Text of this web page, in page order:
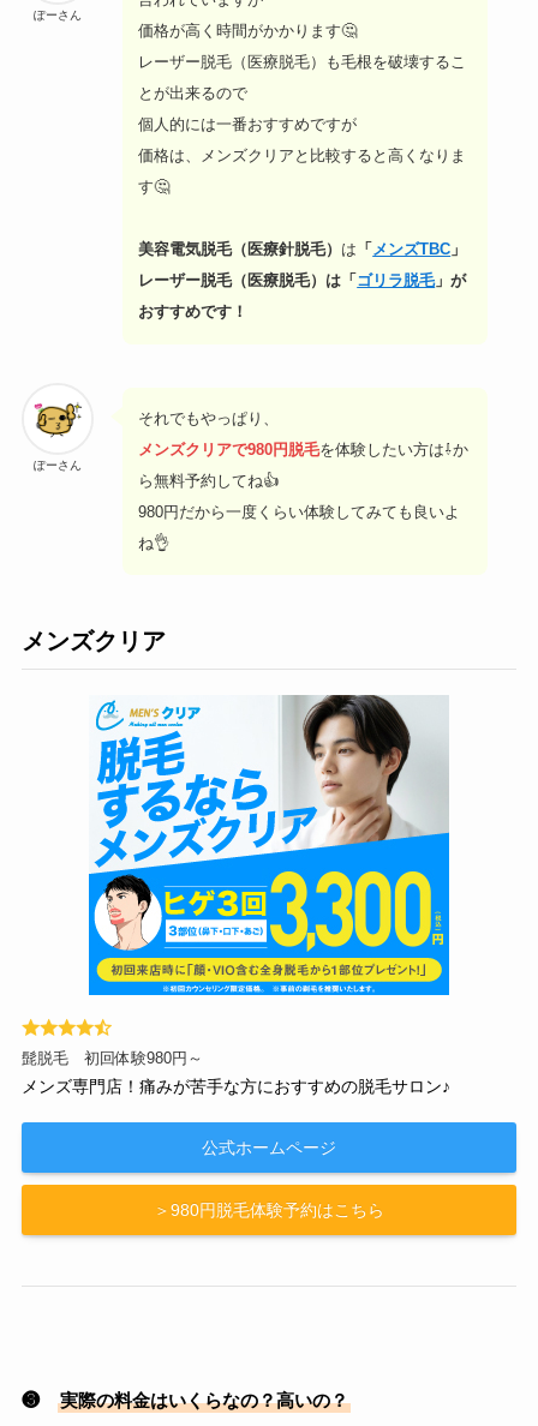
ぽーさん
価格が高く時間がかかります🤔
レーザー脱毛（医療脱毛）も毛根を破壊するこ
とが出来るので
個人的には一番おすすめですが
価格は、メンズクリアと比較すると高くなりま
す🤔
美容電気脱毛（医療針脱毛） は 「 メンズTBC 」
レーザー脱毛（医療脱毛）は「 ゴリラ脱毛」が
おすすめです！
ぽーさん
それでもやっぱり、
メンズクリアで980円脱毛を体験したい方は⇩か
ら無料予約してね👍
980円だから一度くらい体験してみても良いよ
ね👌
メンズクリア
髭脱毛 初回体験980円～
メンズ専門店！痛みが苦手な方におすすめの脱毛サロン♪
公式ホームページ
＞980円脱毛体験予約はこちら
❸ 実際の料金はいくらなの？高いの？